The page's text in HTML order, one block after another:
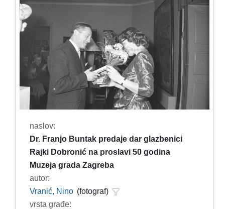
naslov:
Dr. Franjo Buntak predaje dar glazbenici
Rajki Dobronić na proslavi 50 godina
Muzeja grada Zagreba
autor:
Vranić, Nino (fotograf)
vrsta građe: